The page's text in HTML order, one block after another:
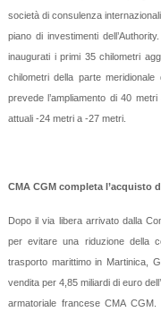
società di consulenza
piano di investimenti
inaugurati i primi 35 chilometri
chilometri della parte
prevede l’ampliamento di 40
attuali -24 metri a -27 metri.
CMA CGM completa l’acquisto
Dopo il via libera arrivato dalla
per evitare una riduzione della
trasporto marittimo in Martinica,
vendita per 4,85 miliardi di euro
armatoriale francese CMA